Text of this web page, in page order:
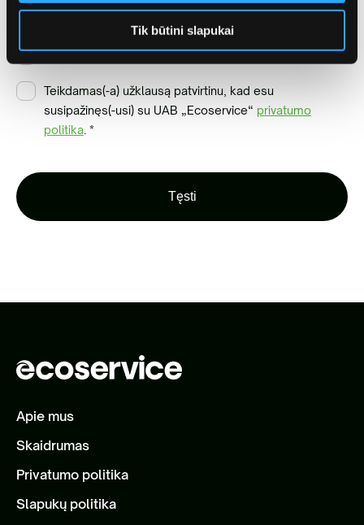
Tik būtini slapukai
Sutinku gauti tiesioginės rinkodaros pasiūlymus
Teikdamas(-a) užklausą patvirtinu, kad esu
susipažinęs(-usi) su UAB „Ecoservice“ privatumo
politika *
Tęsti
Apie mus
Skaidrumas
Privatumo politika
Slapukų politika